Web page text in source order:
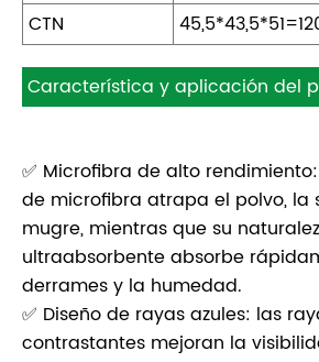
CTN
Característica y aplicación del
✅ Microfibra de alto
de microfibra atrapa el polvo, la
mugre, mientras que su
ultraabsorbente absorbe
derrames y la humedad.
✅ Diseño de rayas azules: las
contrastantes mejoran la